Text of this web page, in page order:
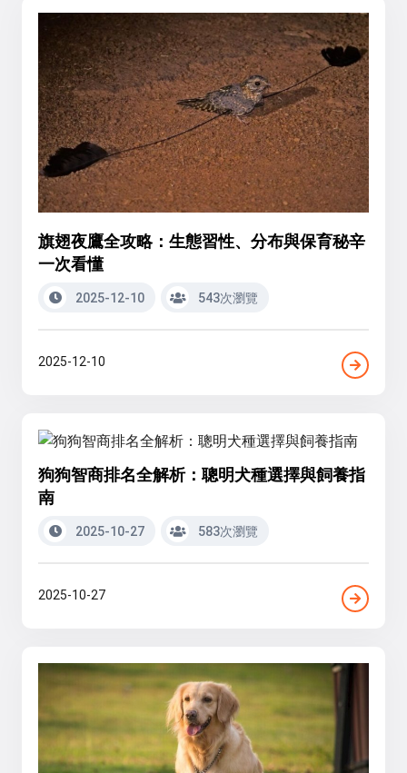
旗翅夜鷹全攻略：生態習性、分布與保育秘辛
一次看懂
2025-12-10 543次瀏覽
2025-12-10
狗狗智商排名全解析：聰明犬種選擇與飼養指
南
2025-10-27 583次瀏覽
2025-10-27